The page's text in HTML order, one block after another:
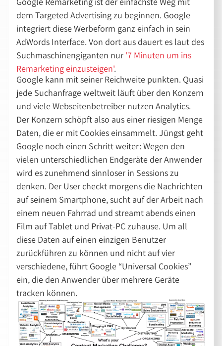
dem Targeted Advertising zu beginnen. Google
integriert diese Werbeform ganz einfach in sein
AdWords Interface. Von dort aus dauert es laut des
Suchmaschinengiganten nur '7 Minuten um ins
Remarketing einzusteigen'.
Google kann mit seiner Reichweite punkten. Quasi
jede Suchanfrage weltweit läuft über den Konzern
und viele Webseitenbetreiber nutzen Analytics.
Der Konzern schöpft also aus einer riesigen Menge
Daten, die er mit Cookies einsammelt. Jüngst geht
Google noch einen Schritt weiter: Wegen den
vielen unterschiedlichen Endgeräte der Anwender
wird es zunehmend sinnloser in Sessions zu
denken. Der User checkt morgens die Nachrichten
auf seinem Smartphone, sucht auf der Arbeit nach
einem neuen Fahrrad und streamt abends einen
Film auf Tablet und Privat-PC zuhause. Um all
diese Daten auf einen einzigen Benutzer
zurückführen zu können und nicht auf vier
verschiedene, führt Google “Universal Cookies”
ein, die den Anwender über mehrere Geräte
tracken können.